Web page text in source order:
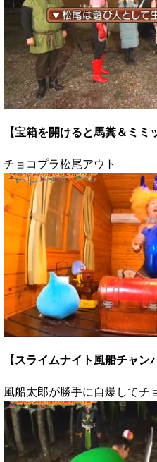
【宝箱を開けると馬糞＆ミミ
チョコプラ松尾アウト
【スライムナイト風船チャン
風船太郎が勝手に自爆してチ